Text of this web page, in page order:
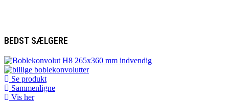
BEDST SÆLGERE
Se produkt
Sammenligne
Vis her